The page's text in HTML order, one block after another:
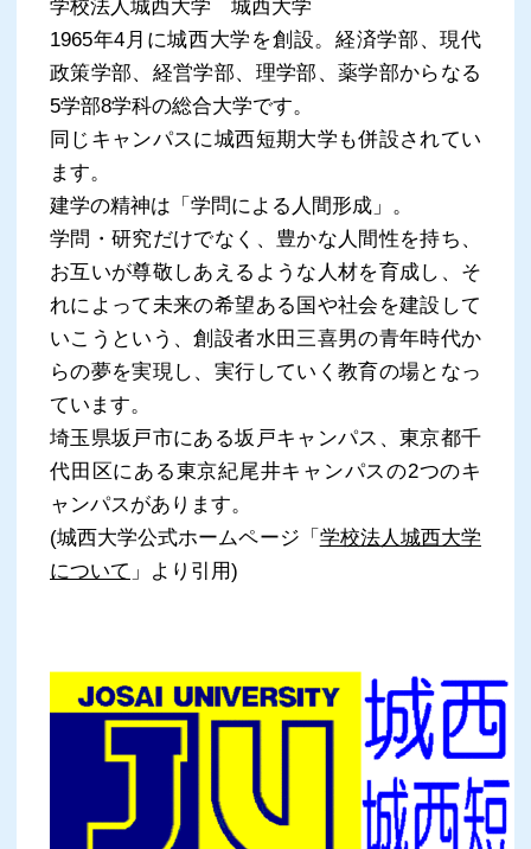
学校法人城西大学 城西大学
1965年4月に城西大学を創設。経済学部、現代
政策学部、経営学部、理学部、薬学部からなる
5学部8学科の総合大学です。
同じキャンパスに城西短期大学も併設されてい
ます。
建学の精神は「学問による人間形成」。
学問・研究だけでなく、豊かな人間性を持ち、
お互いが尊敬しあえるような人材を育成し、そ
れによって未来の希望ある国や社会を建設して
いこうという、創設者水田三喜男の青年時代か
らの夢を実現し、実行していく教育の場となっ
ています。
埼玉県坂戸市にある坂戸キャンパス、東京都千
代田区にある東京紀尾井キャンパスの2つのキ
ャンパスがあります。
(城西大学公式ホームページ「 学校法人城西大学
について 」より引用)